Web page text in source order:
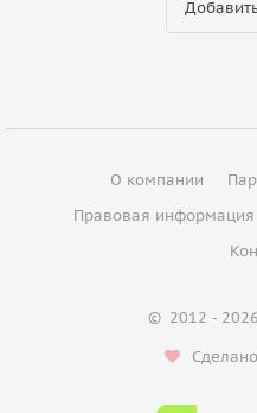
О компании
Правовая информация
© 2012 - 2026